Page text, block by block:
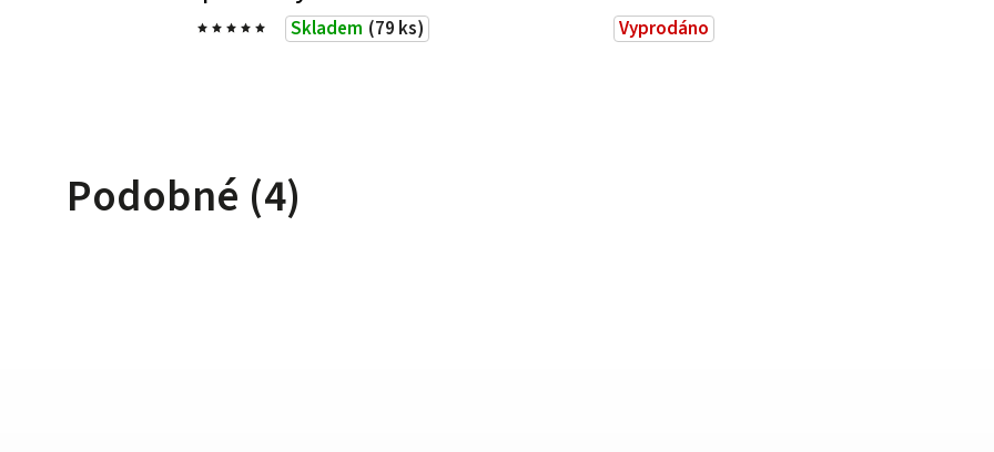
Skladem (79 ks) Vyprodáno
Podobné (4)